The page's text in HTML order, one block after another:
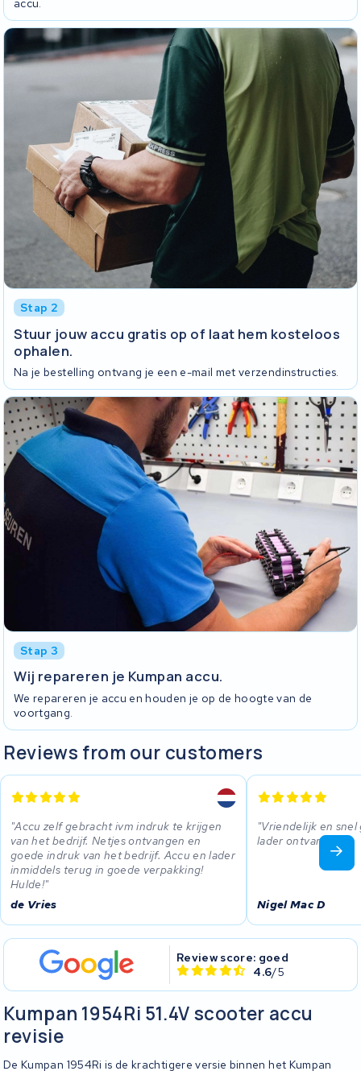
accu.
Stap 2
Stuur jouw accu gratis op of laat hem kosteloos
ophalen.
Na je bestelling ontvang je een e-mail met verzendinstructies.
Stap 3
Wij repareren je Kumpan accu.
We repareren je accu en houden je op de hoogte van de
voortgang.
Reviews from our customers
Accu zelf gebracht ivm indruk te krijgen
van het bedrijf. Netjes ontvangen en
goede indruk van het bedrijf. Accu en lader
inmiddels terug in goede verpakking!
Hulde!
de Vries
Vriendelijk en
lader ontvangen.
Nigel Mac D
Review score: goed
4.6/5
Kumpan 1954Ri 51.4V scooter accu
revisie
De Kumpan 1954Ri is de krachtigere versie binnen het Kumpan